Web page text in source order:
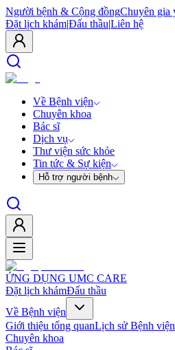
Người bệnh & Cộng đồngChuyên gia
Đặt lịch khám|Đấu thầu|Liên hệ
Về Bệnh viện
Chuyên khoa
Bác sĩ
Dịch vụ
Thư viện sức khỏe
Tin tức & Sự kiện
Hỗ trợ người bệnh
ỨNG DỤNG UMC CARE
Đặt lịch khámĐấu thầu
Về Bệnh viện
Giới thiệu tổng quanLịch sử Bệnh viện
Chuyên khoa